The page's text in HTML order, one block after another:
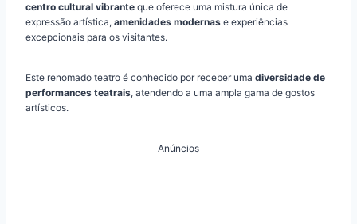
centro cultural vibrante que oferece uma mistura única de
expressão artística, amenidades modernas e experiências
excepcionais para os visitantes.
Este renomado teatro é conhecido por receber uma diversidade de
performances teatrais, atendendo a uma ampla gama de gostos
artísticos.
Anúncios